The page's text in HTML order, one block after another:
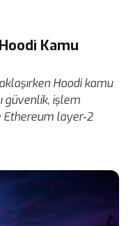
Kamu
Hoodi kamu
güvenlik, işlem
layer‑2